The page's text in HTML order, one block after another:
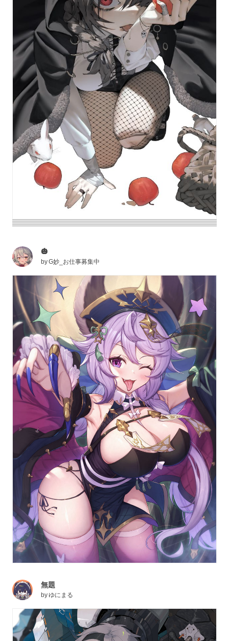
🎃
byG妙_お仕事募集中
無題
byゆにまる